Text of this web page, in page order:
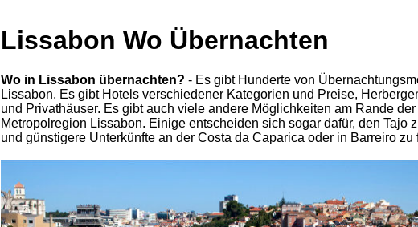
Lissabon Wo Übernachten
Wo in Lissabon übernachten? - Es gibt Hunderte von
Lissabon. Es gibt Hotels verschiedener Kategorien und Preise,
und Privathäuser. Es gibt auch viele andere Möglichkeiten am Rande
Metropolregion Lissabon. Einige entscheiden sich sogar dafür, den Tajo
und günstigere Unterkünfte an der Costa da Caparica oder in Barreiro zu